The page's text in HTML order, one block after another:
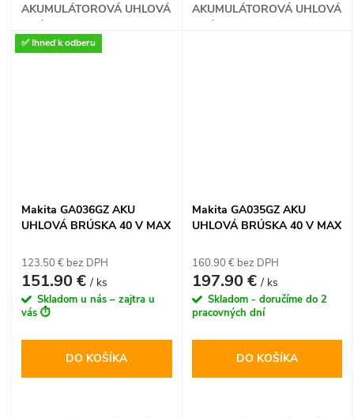
AKUMULÁTOROVÁ UHLOVÁ
AKUMULÁTOROVÁ UHLOVÁ
✅ Ihneď k odberu
Makita GA036GZ AKU
UHLOVÁ BRÚSKA 40 V MAX
123.50 € bez DPH
151.90 €/ ks
Skladom u nás – zajtra u
vás ⏱️
DO KOŠÍKA
Makita GA035GZ AKU
UHLOVÁ BRÚSKA 40 V MAX
160.90 € bez DPH
197.90 €/ ks
Skladom - doručíme do 2
pracovných dní
DO KOŠÍKA